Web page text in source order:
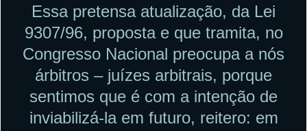
Essa pretensa atualização, da Lei
9307/96, proposta e que tramita, no
Congresso Nacional preocupa a nós
árbitros – juízes arbitrais, porque
sentimos que é com a intenção de
inviabilizá-la em futuro, reitero: em